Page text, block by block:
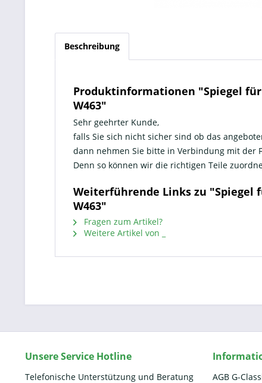
Beschreibung
Produktinformationen "Spiegel für
W463"
Sehr geehrter Kunde,
falls Sie sich nicht sicher sind ob das
dann nehmen Sie bitte in Verbindung mit der
Denn so können wir die richtigen Teile
Weiterführende Links zu "Spiegel
W463"
Fragen zum Artikel?
Weitere Artikel von _
Unsere Service Hotline
Telefonische Unterstützung und Beratung
AGB G-